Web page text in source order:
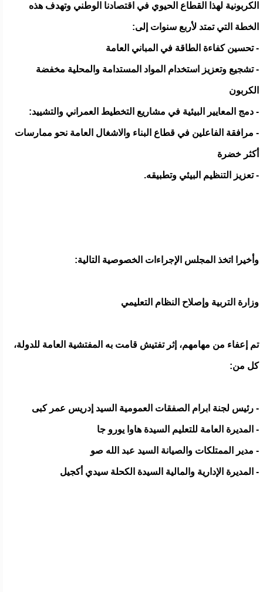
الكربونية لهذا القطاع الحيوي في اقتصادنا الوطني وتهدف هذه
الخطة التي تمتد لأربع سنوات إلى:
- تحسين كفاءة الطاقة في المباني العامة
- تشجيع وتعزيز استخدام المواد المستدامة والمحلية مخفضة
الكربون
- دمج المعايير البيئية في مشاريع التخطيط العمراني والتشييد:
- مرافقة الفاعلين في قطاع البناء والاشغال العامة نحو ممارسات
أكثر خضرة
- تعزيز التنظيم البيئي وتطبيقه.
وأخيرا اتخذ المجلس الإجراءات الخصوصية التالية:
وزارة التربية وإصلاح النظام التعليمي
تم إعفاء من مهامهم، إثر تفتيش قامت به المفتشية العامة للدولة،
كل من:
- رئيس لجنة ابرام الصفقات العمومية السيد إدريس عمر كبى
- المديرة العامة للتعليم السيدة هاوا يورو جا
- مدير الممتلكات والصيانة السيد عبد الله صو
- المديرة الإدارية والمالية السيدة الكحلة سيدي أكجيل